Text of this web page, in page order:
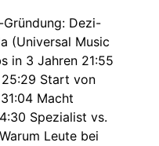
Dezi-
(Universal Music
in 3 Jahren 21:55
Start von
Macht
Spezialist vs.
Leute bei